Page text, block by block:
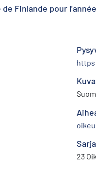
Finlande pour l'année
Sarja
23